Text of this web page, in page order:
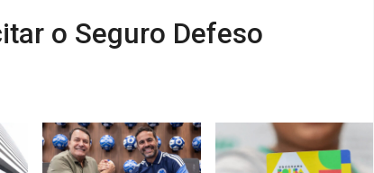
o Seguro Defeso